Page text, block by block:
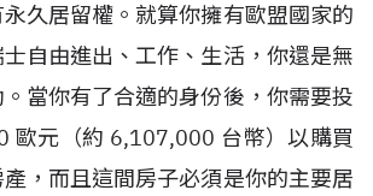
久居留權。就算你擁有歐盟國家的
自由進出、工作、生活，你還是無
當你有了合適的身份後，你需要投
歐元（約 6,107,000 台幣）以購買
，而且這間房子必須是你的主要居